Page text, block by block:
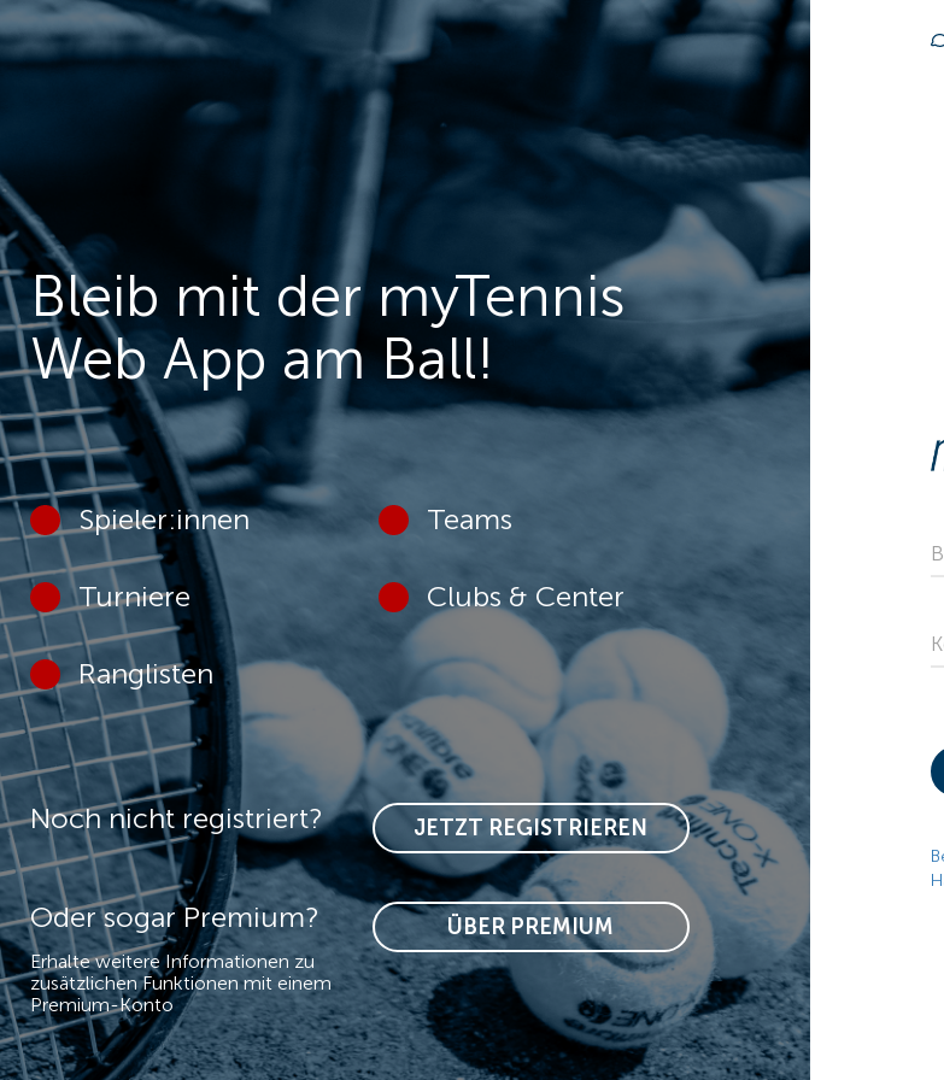
Bleib mit der myTennis
Web App am Ball!
Spieler:innen Teams
Turniere Clubs & Center
Ranglisten
Noch nicht registriert? JETZT REGISTRIEREN
Oder sogar Premium?
Erhalte weitere Informationen zu
zusätzlichen Funktionen mit einem
Premium-Konto
ÜBER PREMIUM